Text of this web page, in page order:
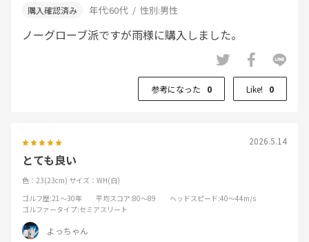
年代:60代 性別:男性
ノーグローブ派ですが雨様に購入しました。
参考になった 0 Like! 0
2026.5.14
とても良い
色：23(23cm) サイズ：WH(白)
ゴルフ歴:21～30年 平均スコア:80～89 ヘッドスピード:40～44m/s
ゴルファータイプ:セミアスリート
よっちゃん